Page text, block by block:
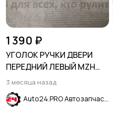
1 390 ₽
УГОЛОК РУЧКИ ДВЕРИ
ПЕРЕДНИЙ ЛЕВЫЙ MZH
черный HYUNDAI SOLARIS
2017-2024
3 месяца назад
Auto24.PRO Автозапчасти